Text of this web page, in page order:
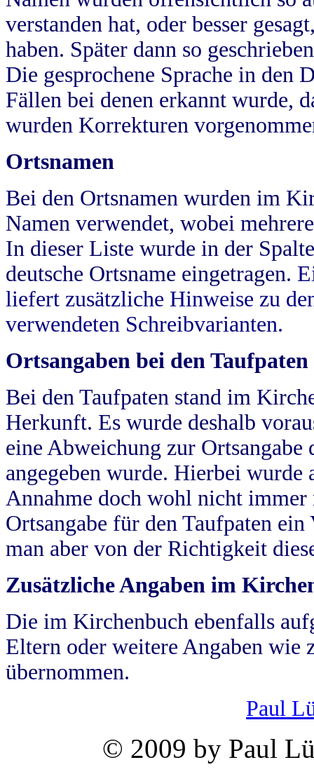
verstanden hat, oder besser
haben. Später dann so
Die gesprochene Sprache in
Fällen bei denen erkannt wurde,
wurden Korrekturen
Ortsnamen
Bei den Ortsnamen wurden im
Namen verwendet, wobei
In dieser Liste wurde in der
deutsche Ortsname eingetragen.
liefert zusätzliche Hinweise zu
verwendeten Schreibvarianten.
Ortsangaben bei den Taufpaten
Bei den Taufpaten stand im
Herkunft. Es wurde deshalb
eine Abweichung zur
angegeben wurde. Hierbei wurde
Annahme doch wohl nicht
Ortsangabe für den Taufpaten
man aber von der Richtigkeit
Zusätzliche Angaben im
Die im Kirchenbuch ebenfalls
Eltern oder weitere Angaben wie
übernommen.
Paul
© 2009 by Paul